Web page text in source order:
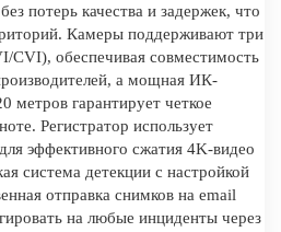
потерь качества и задержек, что
Камеры поддерживают три
CVI), обеспечивая совместимость
а мощная ИК-
метров гарантирует четкое
Регистратор использует
эффективного сжатия 4K-видео
система детекции с настройкой
отправка снимков на email
на любые инциденты через